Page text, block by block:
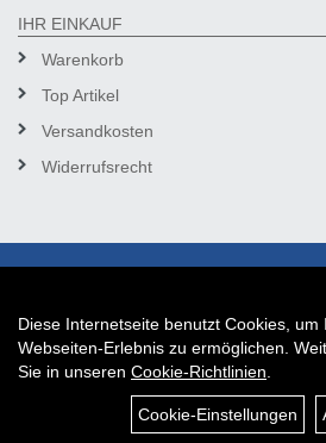
IHR EINKAUF
Warenkorb
Top Artikel
Versandkosten
Widerrufsrecht
Diese Internetseite benutzt Cookies,
Webseiten-Erlebnis zu ermöglichen.
Sie in unseren Cookie-Richtlinien
Cookie-Einstellungen